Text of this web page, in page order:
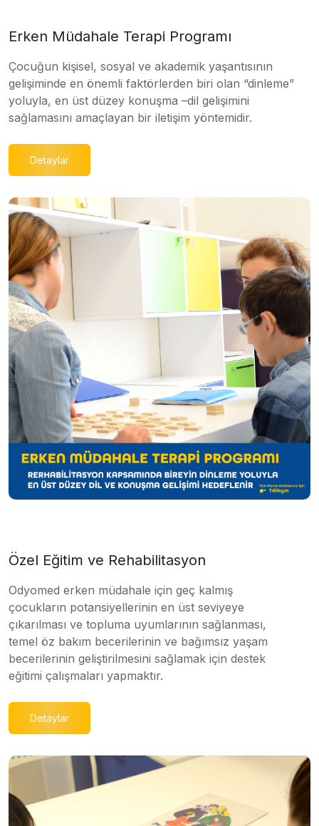
Erken Müdahale Terapi Programı
Çocuğun kişisel, sosyal ve akademik yaşantısının
gelişiminde en önemli faktörlerden biri olan “dinleme”
yoluyla, en üst düzey konuşma –dil gelişimini
sağlamasını amaçlayan bir iletişim yöntemidir.
Detaylar
Özel Eğitim ve Rehabilitasyon
Odyomed erken müdahale için geç kalmış
çocukların potansiyellerinin en üst seviyeye
çıkarılması ve topluma uyumlarının sağlanması,
temel öz bakım becerilerinin ve bağımsız yaşam
becerilerinin geliştirilmesini sağlamak için destek
eğitimi çalışmaları yapmaktır.
Detaylar